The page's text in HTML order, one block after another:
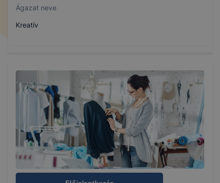
Ágazat neve
Kreatív
Képzés időtartama
1.25 év
Választható szakmairányok:
Férfiszabó